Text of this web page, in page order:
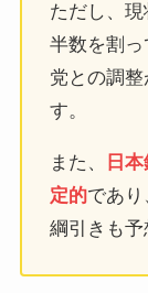
ただし、
半数を割
党との調
す。
また、
日
定的であ
綱引きも予